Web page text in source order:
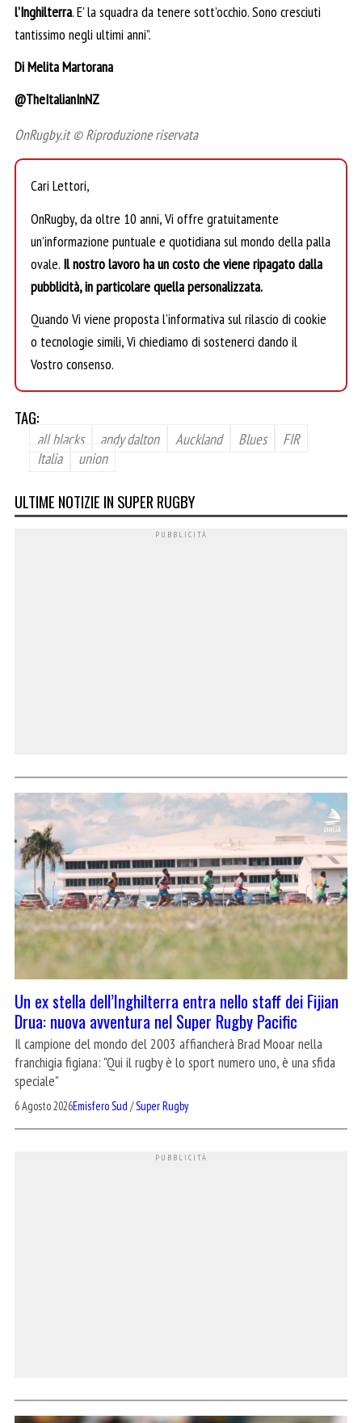
l’Inghilterra. E’ la squadra da tenere sott’occhio. Sono cresciuti
tantissimo negli ultimi anni”.
Di Melita Martorana
@TheItalianInNZ
OnRugby.it © Riproduzione riservata
Cari Lettori,
OnRugby, da oltre 10 anni, Vi offre gratuitamente
un’informazione puntuale e quotidiana sul mondo della palla
ovale. Il nostro lavoro ha un costo che viene ripagato dalla
pubblicità, in particolare quella personalizzata.
Quando Vi viene proposta l’informativa sul rilascio di cookie
o tecnologie simili, Vi chiediamo di sostenerci dando il
Vostro consenso.
TAG:
all blacks andy dalton Auckland Blues
FIR
Italia
union
ULTIME NOTIZIE IN SUPER RUGBY
Un ex stella dell’Inghilterra entra nello staff dei Fijian
Drua: nuova avventura nel Super Rugby Pacific
Il campione del mondo del 2003 affiancherà Brad Mooar nella
franchigia figiana: "Qui il rugby è lo sport numero uno, è una sfida
speciale"
6 Agosto 2026Emisfero Sud /Super Rugby